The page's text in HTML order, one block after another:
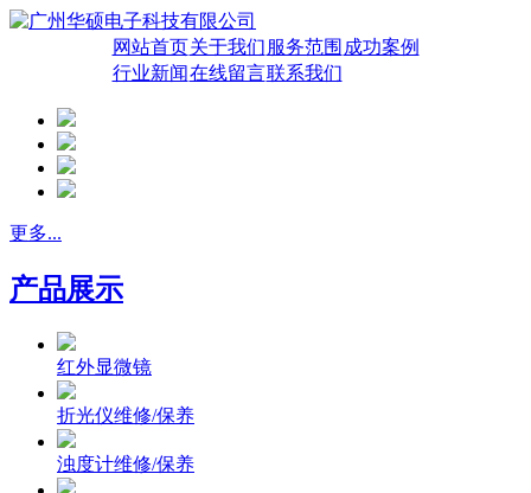
网站首页关于我们 服务范围 成功案例
行业新闻在线留言联系我们
更多...
产品展示
红外显微镜
折光仪维修/保养
浊度计维修/保养